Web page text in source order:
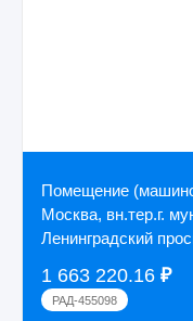
Помещение
Москва, вн.тер.г.
Ленинградский
1 663 220.16 ₽
РАД-455098